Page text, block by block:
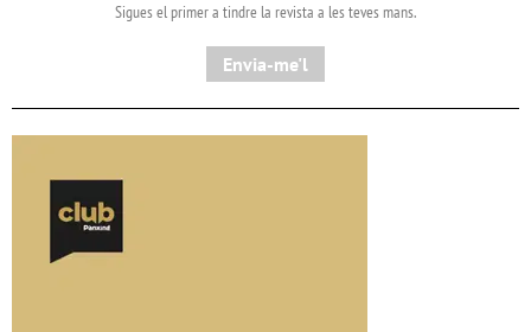
Sigues el primer a tindre la revista a les teves mans.
Envia-me'l